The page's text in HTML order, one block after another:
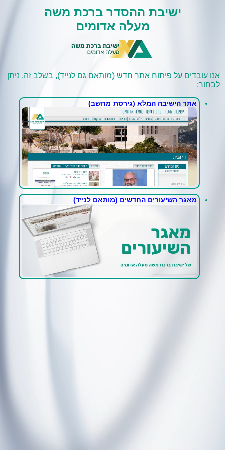
ישיבת ההסדר ברכת משה
מעלה אדומים
אנו עובדים על פיתוח אתר חדש (מותאם גם לנייד), בשלב זה, ניתן
לבחור:
אתר הישיבה המלא (גירסת מחשב)
מאגר השיעורים החדשים (מותאם לנייד)